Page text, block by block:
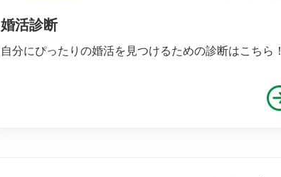
婚活診断
自分にぴったりの婚活を見つけるための診断はこちら！